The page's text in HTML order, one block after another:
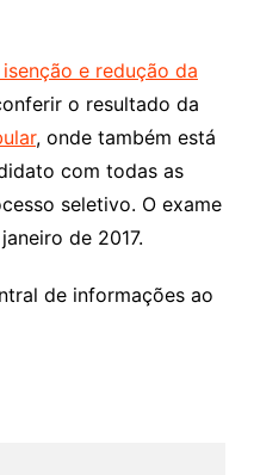
e redução da
o resultado da
, onde também está
com todas as
seletivo. O exame
de 2017.
de informações ao